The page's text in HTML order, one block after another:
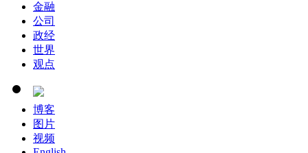
金融
公司
政经
世界
观点
博客
图片
视频